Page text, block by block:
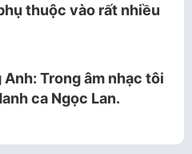
thuộc vào rất nhiều
Anh: Trong âm nhạc tôi
ca Ngọc Lan.